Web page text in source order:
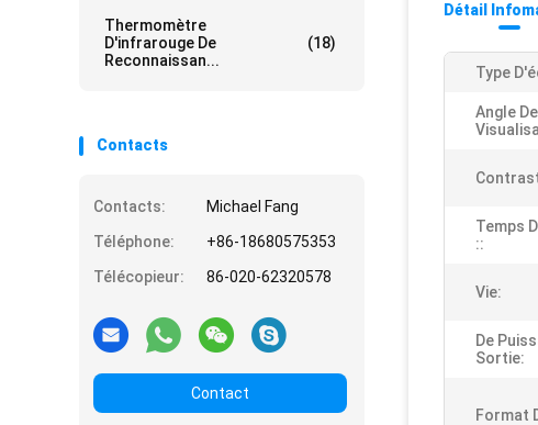
Thermomètre
D'infrarouge De
Reconnaissan...
(18)
Contacts
Contacts:
Michael Fang
Téléphone:
+86-18680575353
Télécopieur:
86-020-62320578
Contact
Détail
Type
Angle De
Temps
::
Vie:
De
Sortie:
Format